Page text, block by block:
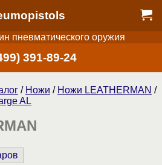
пневматического оружия
391-89-24
/ Ножи / Ножи LEATHERMAN /
AL